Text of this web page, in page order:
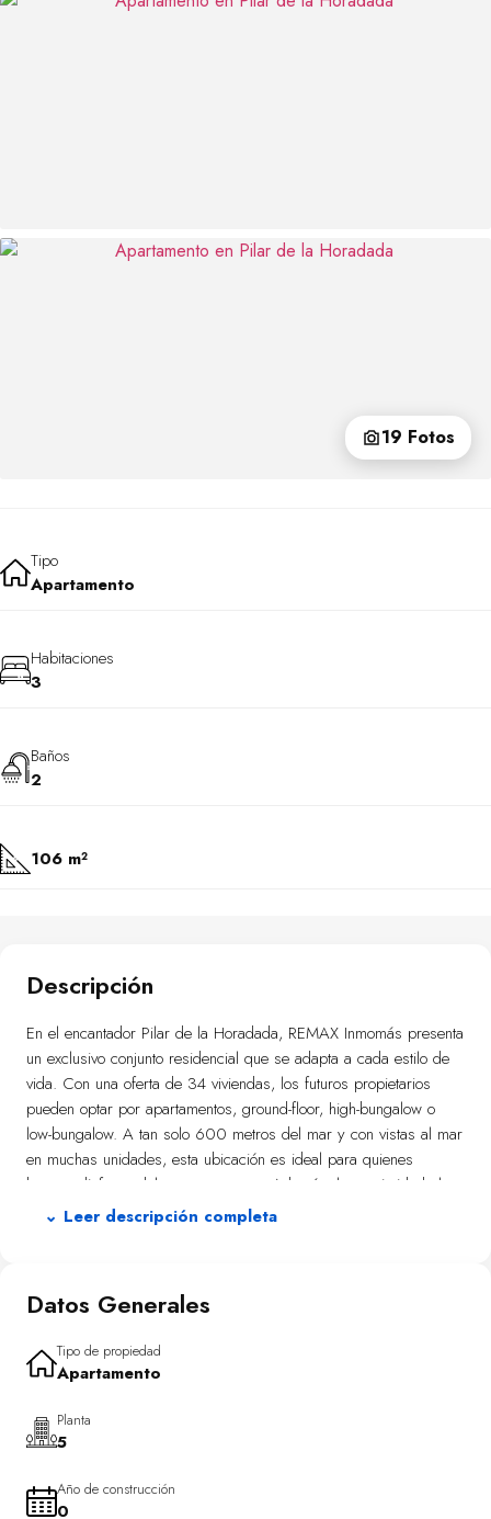
19 Fotos
Tipo
Apartamento
Habitaciones
3
Baños
2
106 m²
Descripción
En el encantador Pilar de la Horadada, REMAX Inmomás presenta
un exclusivo conjunto residencial que se adapta a cada estilo de
vida. Con una oferta de 34 viviendas, los futuros propietarios
pueden optar por apartamentos, ground-floor, high-bungalow o
low-bungalow. A tan solo 600 metros del mar y con vistas al mar
en muchas unidades, esta ubicación es ideal para quienes
buscan disfrutar del entorno costero. Además, la proximidad al
aeropuerto a 47 kilómetros facilita las conexiones para los viajeros
agradable.
Este desarrollo está diseñado para aprovechar al máximo el clima
mediterráneo con sus espacios exteriores. Los jardines privados
actividades al aire libre. Las terrazas son ideales para disfrutar de
cenas bajo el cielo estrellado con vistas al mar cercanas. Quienes
opten por un high-bungalow podrán disfrutar aún más del sol en
su propio solárium privado. Estar a solo 600 metros de la playa
⌄ Leer descripción completa
Datos Generales
Tipo de propiedad
Apartamento
Planta
5
Año de construcción
0